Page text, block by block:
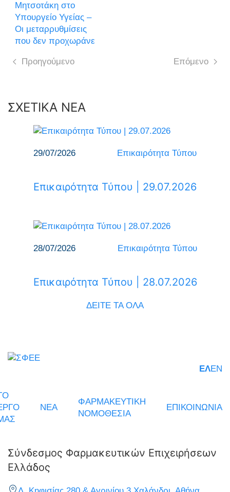
Μητσοτάκη στο
Υπουργείο Υγείας –
Οι μεταρρυθμίσεις
που δεν προχωράνε
Προηγούμενο Επόμενο
ΣΧΕΤΙΚΑ ΝΕΑ
29/07/2026 Επικαιρότητα Τύπου
Επικαιρότητα Τύπου | 29.07.2026
28/07/2026 Επικαιρότητα Τύπου
Επικαιρότητα Τύπου | 28.07.2026
ΔΕΙΤΕ ΤΑ ΟΛΑ
ΕΛEN
ΝΕΑ
ΦΑΡΜΑΚΕΥΤΙΚΗ
ΝΟΜΟΘΕΣΙΑ
ΕΠΙΚΟΙΝΩΝΙΑ
Σύνδεσμος Φαρμακευτικών Επιχειρήσεων
Ελλάδος